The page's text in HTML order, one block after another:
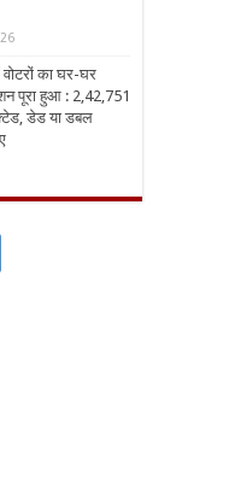
का घर-घर
पूरा हुआ : 2,42,751
डेड या डबल